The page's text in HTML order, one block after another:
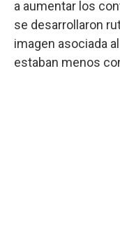
a aumentar los
se desarrollaron
imagen asociada
estaban menos